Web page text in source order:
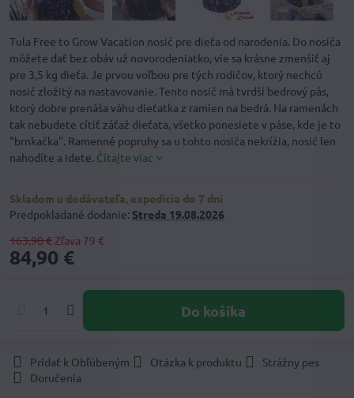
Tula Free to Grow Vacation nosič pre dieťa od narodenia. Do nosiča
môžete dať bez obáv už novorodeniatko, vie sa krásne zmenšiť aj
pre 3,5 kg dieťa. Je prvou voľbou pre tých rodičov, ktorý nechcú
nosič zložitý na nastavovanie. Tento nosič má tvrdší bedrový pás,
ktorý dobre prenáša váhu dieťatka z ramien na bedrá. Na ramenách
tak nebudete cítiť záťaž dieťata, všetko ponesiete v páse, kde je to
"brnkačka". Ramenné popruhy sa u tohto nosiča nekrížia, nosič len
nahodíte a idete. Čítajte viac
Skladom u dodávateľa, expedícia do 7 dní
Predpokladané dodanie: Streda 19.08.2026
163,90 € Zľava 79 €
84,90 €
Do košíka
Pridať k Obľúbeným Otázka k produktu
Strážny pes
Doručenia